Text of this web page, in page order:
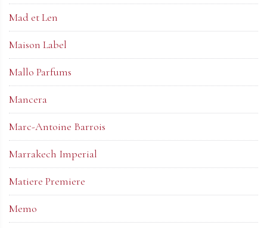
Mad et Len
Maison Label
Mallo Parfums
Mancera
Marc-Antoine Barrois
Marrakech Imperial
Matiere Premiere
Memo